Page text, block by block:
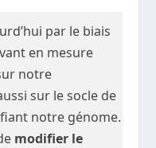
par le biais
en mesure
notre
sur le socle de
notre génome.
modifier le